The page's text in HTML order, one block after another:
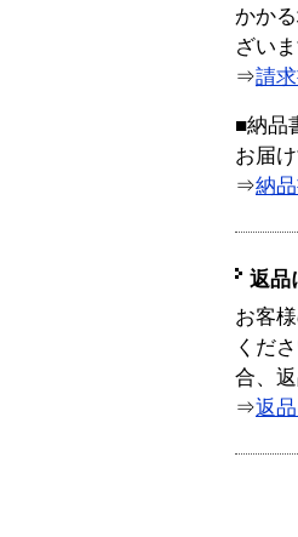
かか
ざいま
⇒請
■納品
お届
⇒納
返品
お客
くだ
合、
⇒返